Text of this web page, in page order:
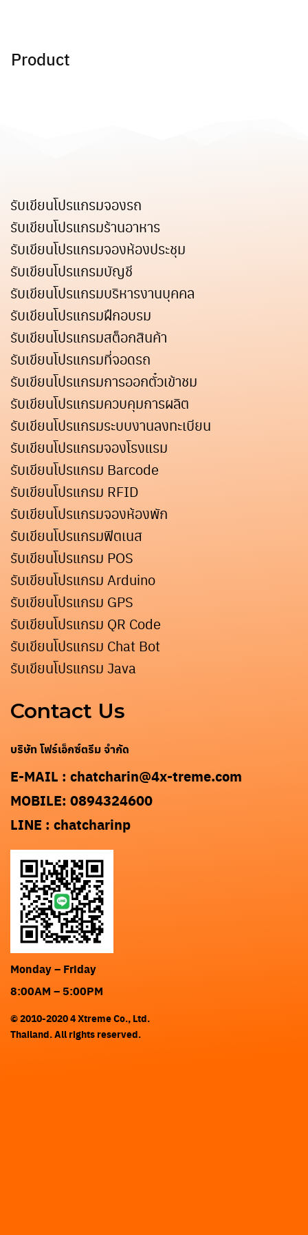
Search
for:
Product
รับเขียนโปรแกรมจองรถ
รับเขียนโปรแกรมร้านอาหาร
รับเขียนโปรแกรมจองห้องประชุม
รับเขียนโปรแกรมบัญชี
รับเขียนโปรแกรมบริหารงานบุคคล
รับเขียนโปรแกรมฝึกอบรม
รับเขียนโปรแกรมสต็อกสินค้า
รับเขียนโปรแกรมที่จอดรถ
รับเขียนโปรแกรมการออกตั๋วเข้าชม
รับเขียนโปรแกรมควบคุมการผลิต
รับเขียนโปรแกรมระบบงานลงทะเบียน
รับเขียนโปรแกรมจองโรงแรม
รับเขียนโปรแกรม Barcode
รับเขียนโปรแกรม RFID
รับเขียนโปรแกรมจองห้องพัก
รับเขียนโปรแกรมฟิตเนส
รับเขียนโปรแกรม POS
รับเขียนโปรแกรม Arduino
รับเขียนโปรแกรม GPS
รับเขียนโปรแกรม QR Code
รับเขียนโปรแกรม Chat Bot
รับเขียนโปรแกรม Java
Contact Us
บริษัท โฟร์เอ็กซ์ตรีม จำกัด
E-MAIL : chatcharin@4x-treme.com
MOBILE: 0894324600
LINE : chatcharinp
Monday – Friday
8:00AM – 5:00PM
© 2010-2020 4 Xtreme Co., Ltd.
Thailand. All rights reserved.